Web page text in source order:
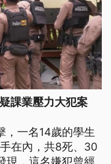
課業壓力大犯案
，一名14歲的學生
在內，共8死、30
現，這名嫌犯曾經